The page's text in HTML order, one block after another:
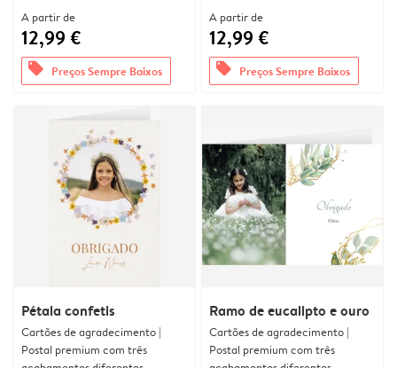
A partir de
12,99 €
offers Preços Sempre Baixos
A partir de
12,99 €
offers Preços Sempre Baixos
Pétala confetis
Cartões de agradecimento |
Postal premium com três
Ramo de eucalipto e ouro
Cartões de agradecimento |
Postal premium com três